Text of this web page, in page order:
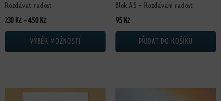
Rozdávat radost
230 Kč –450 KčRozpětí cen: 230 Kč až 450 Kč
VÝBĚR MOŽNOSTÍ
Blok A5 - Rozdávám radost
95 Kč
PŘIDAT DO KOŠÍKU
Tento produkt má více variant. Možnosti lze vybrat na stránce produktu